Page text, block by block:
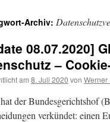
Archiv:
08.07.2020]
–
am 8. Juli 2020 von Werner
der Bundesgerichtshof
verkündet: einen